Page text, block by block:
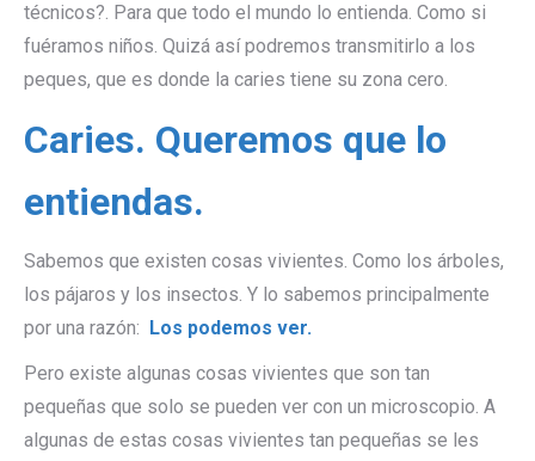
técnicos?. Para que todo el mundo lo entienda. Como si
fuéramos niños. Quizá así podremos transmitirlo a los
peques, que es donde la caries tiene su zona cero.
Caries. Queremos que lo
entiendas.
Sabemos que existen cosas vivientes. Como los árboles,
los pájaros y los insectos. Y lo sabemos principalmente
por una razón:
Los podemos ver.
Pero existe algunas cosas vivientes que son tan
pequeñas que solo se pueden ver con un microscopio. A
algunas de estas cosas vivientes tan pequeñas se les